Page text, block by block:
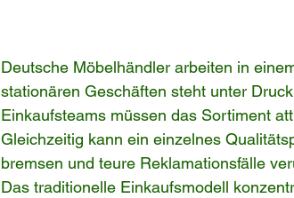
Deutsche Möbelhändler arbeiten in
stationären Geschäften steht unter
Einkaufsteams müssen das Sortiment
Gleichzeitig kann ein einzelnes
bremsen und teure Reklamationsfälle
Das traditionelle Einkaufsmodell